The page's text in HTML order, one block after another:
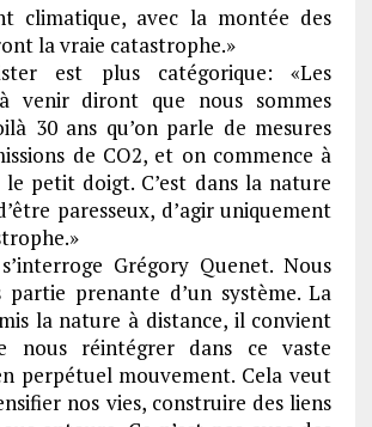
climatique, avec la montée des
la vraie catastrophe.»
est plus catégorique: «Les
venir diront que nous sommes
30 ans qu’on parle de mesures
de CO2, et on commence à
petit doigt. C’est dans la nature
paresseux, d’agir uniquement
Grégory Quenet. Nous
partie prenante d’un système. La
la nature à distance, il convient
nous réintégrer dans ce vaste
perpétuel mouvement. Cela veut
nos vies, construire des liens